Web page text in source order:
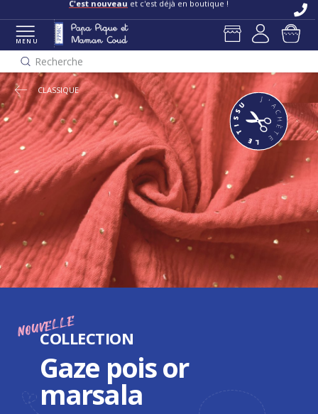
Livraisons et retours offertsen boutique
C'est nouveau et c'est déjà en boutique !
MENU
Recherche
CLASSIQUE
NOUVELLE
COLLECTION
Gaze pois or
marsala